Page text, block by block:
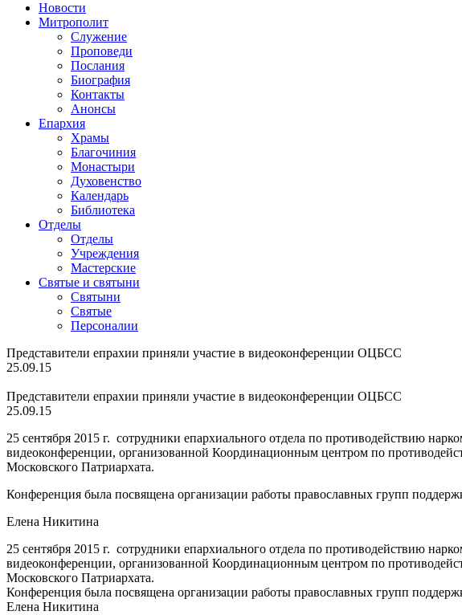
Новости
Митрополит
Служение
Проповеди
Послания
Биография
Контакты
Анонсы
Епархия
Храмы
Благочиния
Монастыри
Духовенство
Календарь
Библиотека
Отделы
Отделы
Учреждения
Мастерские
Святые и святыни
Cвятыни
Cвятые
Персоналии
Представители епрахии приняли участие в видеоконференции ОЦБСС
25.09.15
Представители епрахии приняли участие в видеоконференции ОЦБСС
25.09.15
25 сентября 2015 г. сотрудники епархиального отдела по противодействию
видеоконференции, организованной Координационным центром по
Московского Патриархата.
Конференция была посвящена организации работы православных групп
Елена Никитина
25 сентября 2015 г. сотрудники епархиального отдела по противодействию
видеоконференции, организованной Координационным центром по
Московского Патриархата.
Конференция была посвящена организации работы православных групп
Елена Никитина